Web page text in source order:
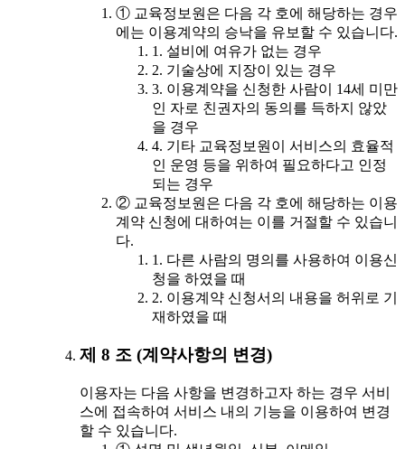
① 교육정보원은 다음 각 호에 해당하는 경우
에는 이용계약의 승낙을 유보할 수 있습니다.
1. 설비에 여유가 없는 경우
2. 기술상에 지장이 있는 경우
3. 이용계약을 신청한 사람이 14세 미만
인 자로 친권자의 동의를 득하지 않았
을 경우
4. 기타 교육정보원이 서비스의 효율적
인 운영 등을 위하여 필요하다고 인정
되는 경우
② 교육정보원은 다음 각 호에 해당하는 이용
계약 신청에 대하여는 이를 거절할 수 있습니
다.
1. 다른 사람의 명의를 사용하여 이용신
청을 하였을 때
2. 이용계약 신청서의 내용을 허위로 기
재하였을 때
제 8 조 (계약사항의 변경)
이용자는 다음 사항을 변경하고자 하는 경우 서비
스에 접속하여 서비스 내의 기능을 이용하여 변경
할 수 있습니다.